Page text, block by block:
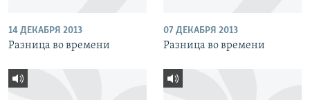
14 ДЕКАБРЯ 2013
Разница во времени
07 ДЕКАБРЯ 2013
Разница во времени